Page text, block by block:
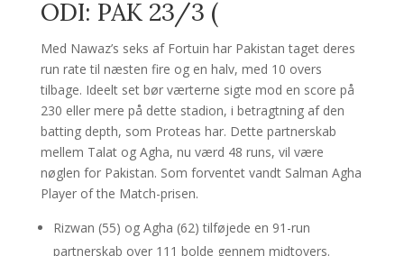
ODI: PAK 23/3 (
Med Nawaz’s seks af Fortuin har Pakistan taget deres
run rate til næsten fire og en halv, med 10 overs
tilbage. Ideelt set bør værterne sigte mod en score på
230 eller mere på dette stadion, i betragtning af den
batting depth, som Proteas har. Dette partnerskab
mellem Talat og Agha, nu værd 48 runs, vil være
nøglen for Pakistan. Som forventet vandt Salman Agha
Player of the Match-prisen.
Rizwan (55) og Agha (62) tilføjede en 91-run
partnerskab over 111 bolde gennem midtovers.